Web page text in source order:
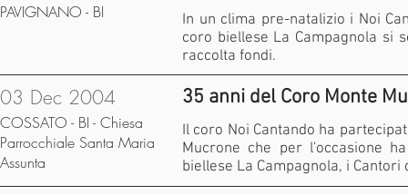
PAVIGNANO - BI
In un clima pre-natalizio i Noi
coro biellese La Campagnola si
raccolta fondi.
03 Dec 2004
COSSATO - BI - Chiesa
Parrocchiale Santa Maria
Assunta
35 anni del Coro Monte
Il coro Noi Cantando ha
Mucrone che per l'occasione
biellese La Campagnola, i